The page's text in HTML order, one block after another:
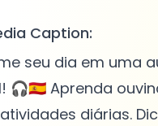
Caption:
seu dia em uma
🎧🇪🇸 Aprenda
diárias.